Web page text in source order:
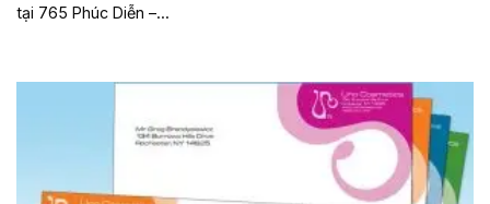
tại 765 Phúc Diễn –...